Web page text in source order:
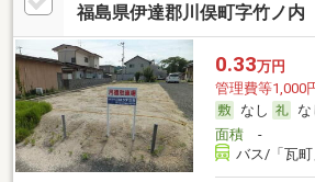
福島県伊達郡川俣町字竹ノ内
0.33万円
管理費等1,000
なし
な
面積-
バス/「瓦